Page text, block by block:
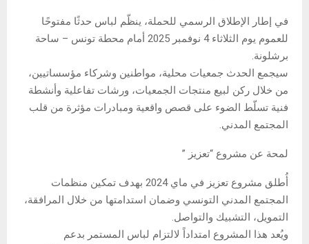
في إطار الإطلاق الرسمي للحملة، ينظّم لباس حدثًا مفتوحًا
للعموم يوم الثلاثاء 4 نوفمبر 2025 أمام محطة تونس – ساحة
برشلونة.
سيجمع الحدث جمعيات محلية، مواطنين وشركاء مؤسساتيين،
من خلال ركن لبيع منتجات الجمعيات، ورشات تفاعلية وأنشطة
فنية تسلّط الضوء على قصص واقعية ومبادرات مؤثرة من قلب
المجتمع المدني.
لمحة عن مشروع “تعزيز ”
أُطلق مشروع تعزيز في ماي 2024 بهدف تمكين منظمات
المجتمع المدني التونسي وضمان استدامتها من خلال المرافقة،
التمويل، التشبيك والتواصل.
ويُعد هذا المشروع امتداداً لالتزام لباس المستمر بدعم